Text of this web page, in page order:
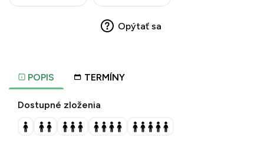
POPIS TERMÍNY
Dostupné zloženia
Opýtať sa